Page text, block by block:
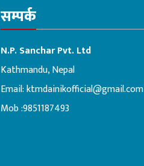
सम्पर्क
N.P. Sanchar Pvt. Ltd
Kathmandu, Nepal
Email:ktmdainikofficial@gmail.com
Mob :9851187493